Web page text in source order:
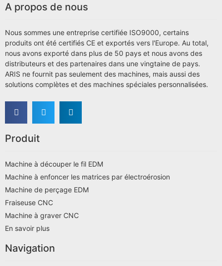
A propos de nous
Nous sommes une entreprise certifiée ISO9000, certains
produits ont été certifiés CE et exportés vers l'Europe. Au total,
nous avons exporté dans plus de 50 pays et nous avons des
distributeurs et des partenaires dans une vingtaine de pays.
ARIS ne fournit pas seulement des machines, mais aussi des
solutions complètes et des machines spéciales personnalisées.
Produit
Machine à découper le fil EDM
Machine à enfoncer les matrices par électroérosion
Machine de perçage EDM
Fraiseuse CNC
Machine à graver CNC
En savoir plus
Navigation